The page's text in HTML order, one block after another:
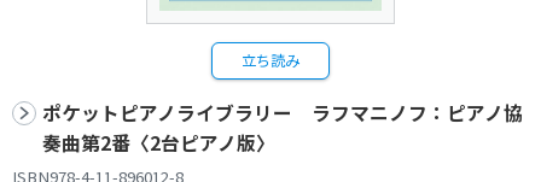
立ち読み
ポケットピアノライブラリー ラフマニノフ：ピアノ協
奏曲第2番〈2台ピアノ版〉
ISBN978-4-11-896012-8